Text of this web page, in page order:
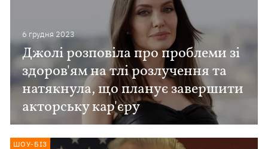
6 грудня 2023
Джолі розповіла про проблеми зі
здоров'ям на тлі розлучення та
натякнула, що планує завершити
акторську кар'єру
ШОУ-БІЗ